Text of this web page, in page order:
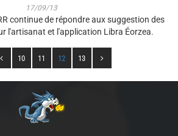
17/09/13
continue de répondre aux suggestion des
l'artisanat et l'application Libra Éorzea.
10 11 12 13